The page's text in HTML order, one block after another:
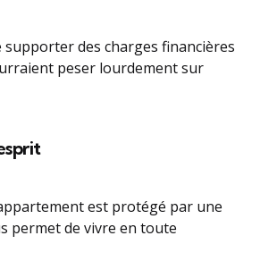
supporter des charges financières
peser lourdement sur
est protégé par une
permet de vivre en toute